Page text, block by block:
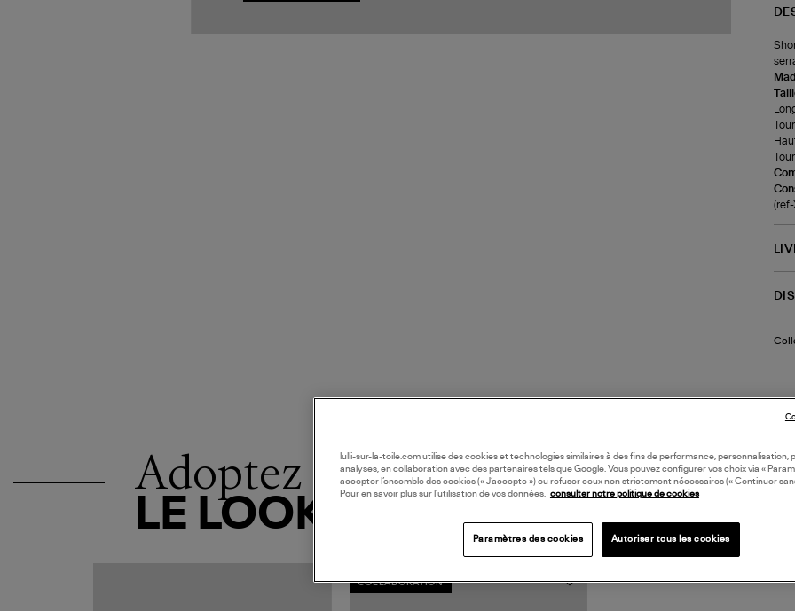
Adoptez
LE LOOK
COLLABORATION
lulli-sur-la-toile.com utilise des cookies et technologies similaires à des fins de performance, personnalisation,
analyses, en collaboration avec des partenaires tels que Google. Vous pouvez configurer vos choix via «
accepter l’ensemble des cookies (« J’accepte ») ou refuser ceux non strictement nécessaires (« Continuer
Pour en savoir plus sur l’utilisation de vos données, consulter notre politique de cookies
Paramètres des cookies Autoriser tous les cookies